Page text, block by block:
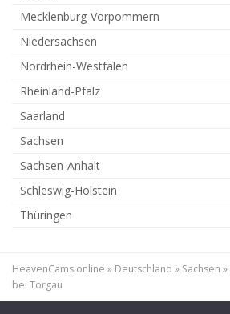
Mecklenburg-Vorpommern
Niedersachsen
Nordrhein-Westfalen
Rheinland-Pfalz
Saarland
Sachsen
Sachsen-Anhalt
Schleswig-Holstein
Thüringen
HeavenCams.online » Deutschland » Sachsen »
bei Torgau